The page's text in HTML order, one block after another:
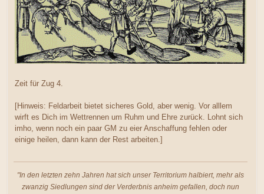
Zeit für Zug 4.
[Hinweis: Feldarbeit bietet sicheres Gold, aber wenig. Vor alllem
wirft es Dich im Wettrennen um Ruhm und Ehre zurück. Lohnt sich
imho, wenn noch ein paar GM zu eier Anschaffung fehlen oder
einige heilen, dann kann der Rest arbeiten.]
"In den letzten zehn Jahren hat sich unser Territorium halbiert, mehr als
zwanzig Siedlungen sind der Verderbnis anheim gefallen, doch nun